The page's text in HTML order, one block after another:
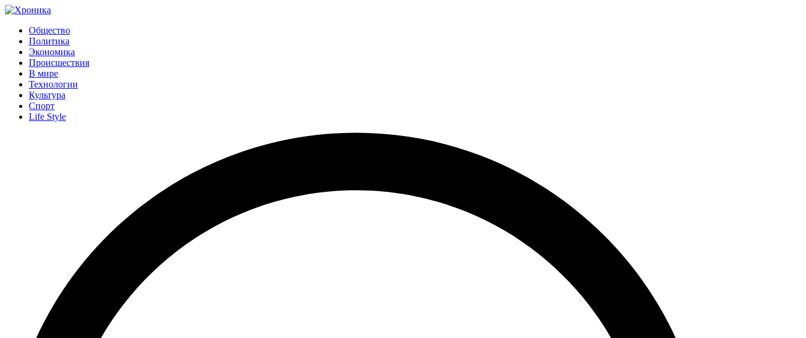
Общество
Политика
Экономика
Происшествия
В мире
Технологии
Культура
Спорт
Life Style